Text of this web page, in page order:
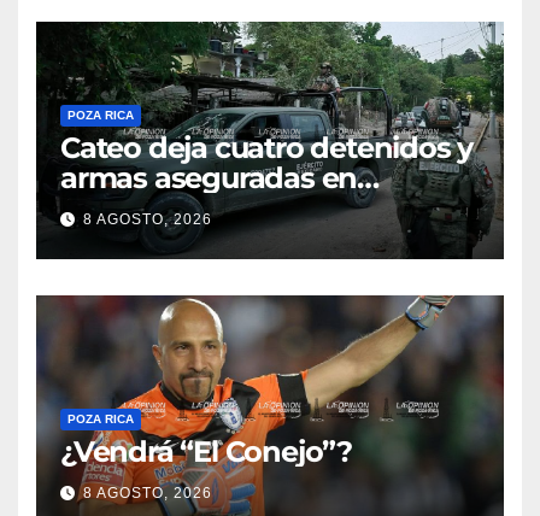
POZA RICA
Cateo deja cuatro detenidos y
armas aseguradas en
Papantla
8 AGOSTO, 2026
POZA RICA
¿Vendrá “El Conejo”?
8 AGOSTO, 2026